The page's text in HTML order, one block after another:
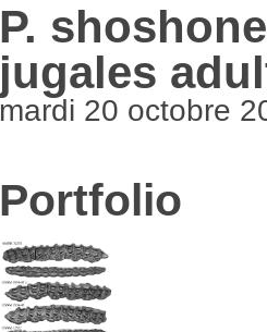
P.
jugales
mardi 20 octobre
Portfolio